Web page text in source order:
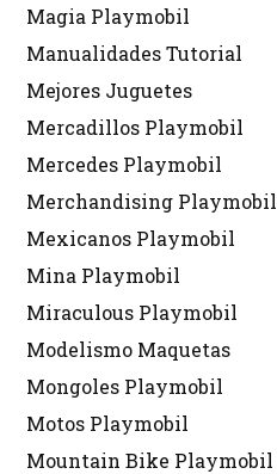
Magia Playmobil
Manualidades Tutorial
Mejores Juguetes
Mercadillos Playmobil
Mercedes Playmobil
Merchandising Playmobil
Mexicanos Playmobil
Mina Playmobil
Miraculous Playmobil
Modelismo Maquetas
Mongoles Playmobil
Motos Playmobil
Mountain Bike Playmobil